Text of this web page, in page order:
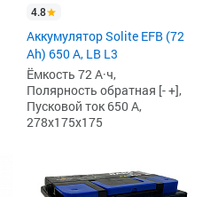
4.8
Аккумулятор Solite EFB (72
Ah) 650 А, LB L3
Ёмкость 72 А·ч,
Полярность обратная [- +],
Пусковой ток 650 А,
278x175x175